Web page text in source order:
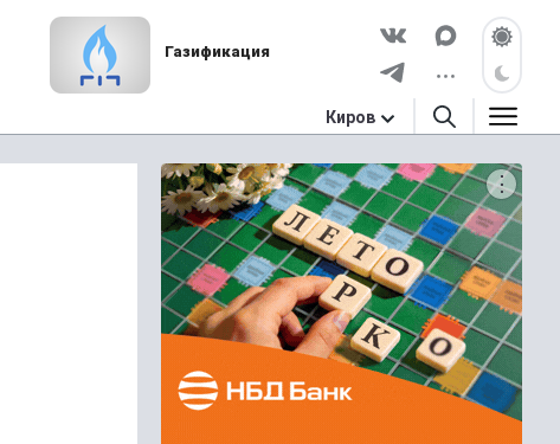
Газификация
Киров